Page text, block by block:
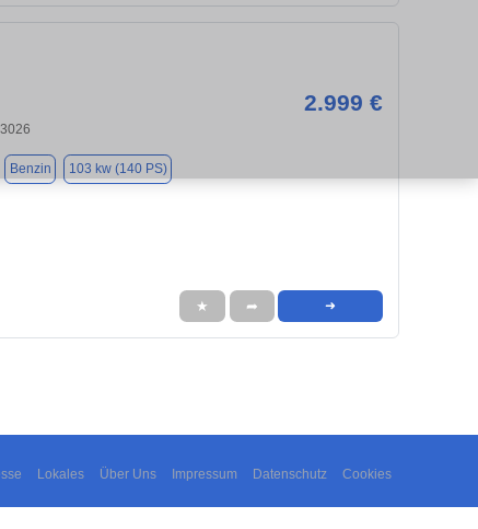
2.999 €
Benzin 103 kw (140 PS)
★ ➦ ➜
Lokales Über Uns Impressum Datenschutz Cookies